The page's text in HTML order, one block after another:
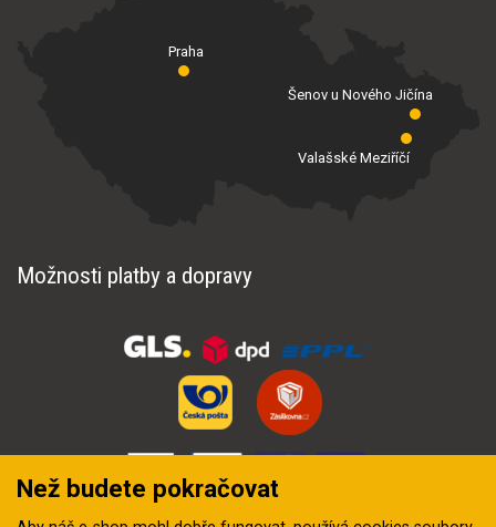
Praha
Valašské Meziříčí
Šenov u Nového Jičína
Možnosti platby a dopravy
Než budete pokračovat